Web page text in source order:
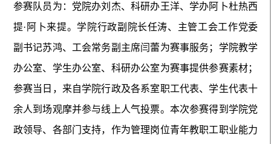
参赛队员为：党院办刘杰、科研办王洋、学办阿卜杜热西
提·阿卜来提。学院行政副院长任涛、主管工会工作党委
副书记苏鸿、工会常务副主席闫蕾为赛事服务；学院教学
办公室、学生办公室、科研办公室为赛事提供参赛素材；
参赛当日，来自学院行政及各系室职工代表、学生代表十
余人到场观摩并参与线上人气投票。本次参赛得到学院党
政领导、各部门支持，作为管理岗位青年教职工职业能力